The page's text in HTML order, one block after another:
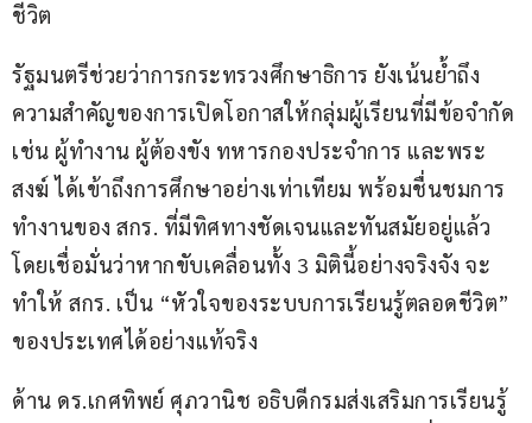
ชีวิต
รัฐมนตรีช่วยว่าการกระทรวงศึกษาธิการ ยังเน้นย้ำถึง
ความสำคัญของการเปิดโอกาสให้กลุ่มผู้เรียนที่มีข้อจำกัด
เช่น ผู้ทำงาน ผู้ต้องขัง ทหารกองประจำการ และพระ
สงฆ์ ได้เข้าถึงการศึกษาอย่างเท่าเทียม พร้อมชื่นชมการ
ทำงานของ สกร. ที่มีทิศทางชัดเจนและทันสมัยอยู่แล้ว
โดยเชื่อมั่นว่าหากขับเคลื่อนทั้ง 3 มิตินี้อย่างจริงจัง จะ
ทำให้ สกร. เป็น “หัวใจของระบบการเรียนรู้ตลอดชีวิต”
ของประเทศได้อย่างแท้จริง
ด้าน ดร.เกศทิพย์ ศุภวานิช อธิบดีกรมส่งเสริมการเรียนรู้